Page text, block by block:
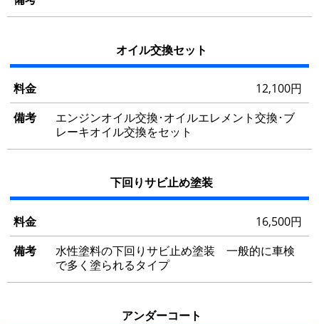
オイル交換セット
12,100円
エンジンオイル交換･オイルエレメント交換･ブ
レーキオイル交換をセット
下回りサビ止め塗装
16,500円
水性塗料の下回りサビ止め塗装 一般的に車検
で多く塗られるタイプ
アンダーコート